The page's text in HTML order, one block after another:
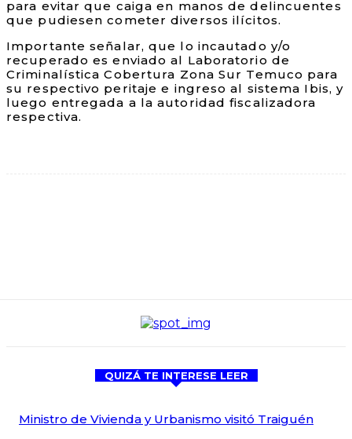
para evitar que caiga en manos de delincuentes
que pudiesen cometer diversos ilícitos.
Importante señalar, que lo incautado y/o
recuperado es enviado al Laboratorio de
Criminalística Cobertura Zona Sur Temuco para
su respectivo peritaje e ingreso al sistema Ibis, y
luego entregada a la autoridad fiscalizadora
respectiva.
QUIZÁ TE INTERESE LEER
Ministro de Vivienda y Urbanismo visitó Traiguén